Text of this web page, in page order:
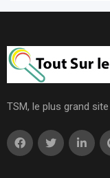
TSM, le plus grand